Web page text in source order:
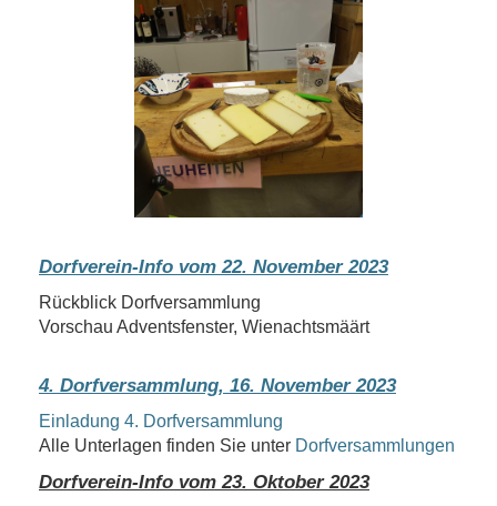
Dorfverein-Info vom 22. November 2023
Rückblick Dorfversammlung
Vorschau Adventsfenster, Wienachtsmäärt
4. Dorfversammlung, 16. November 2023
Einladung 4. Dorfversammlung
Alle Unterlagen finden Sie unter Dorfversammlungen
Dorfverein-Info vom 23. Oktober 2023